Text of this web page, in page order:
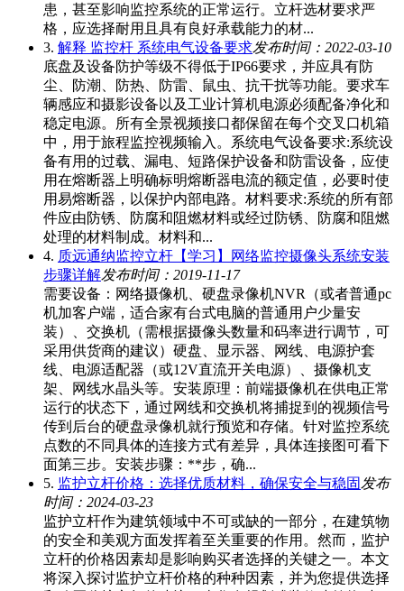
患，甚至影响监控系统的正常运行。立杆选材要求严
格，应选择耐用且具有良好承载能力的材...
3. 解释 监控杆 系统电气设备要求发布时间：2022-03-10
底盘及设备防护等级不得低于IP66要求，并应具有防
尘、防潮、防热、防雷、鼠虫、抗干扰等功能。要求车
辆感应和摄影设备以及工业计算机电源必须配备净化和
稳定电源。所有全景视频接口都保留在每个交叉口机箱
中，用于旅程监控视频输入。系统电气设备要求:系统设
备有用的过载、漏电、短路保护设备和防雷设备，应使
用在熔断器上明确标明熔断器电流的额定值，必要时使
用易熔断器，以保护内部电路。材料要求:系统的所有部
件应由防锈、防腐和阻燃材料或经过防锈、防腐和阻燃
处理的材料制成。材料和...
4. 质远通纳监控立杆【学习】网络监控摄像头系统安装
步骤详解发布时间：2019-11-17
需要设备：网络摄像机、硬盘录像机NVR（或者普通pc
机加客户端，适合家有台式电脑的普通用户少量安
装）、交换机（需根据摄像头数量和码率进行调节，可
采用供货商的建议）硬盘、显示器、网线、电源护套
线、电源适配器（或12V直流开关电源）、摄像机支
架、网线水晶头等。安装原理：前端摄像机在供电正常
运行的状态下，通过网线和交换机将捕捉到的视频信号
传到后台的硬盘录像机就行预览和存储。针对监控系统
点数的不同具体的连接方式有差异，具体连接图可看下
面第三步。安装步骤：**步，确...
5. 监护立杆价格：选择优质材料，确保安全与稳固 发布
时间：2024-03-23
监护立杆作为建筑领域中不可或缺的一部分，在建筑物
的安全和美观方面发挥着至关重要的作用。然而，监护
立杆的价格因素却是影响购买者选择的关键之一。本文
将深入探讨监护立杆价格的种种因素，并为您提供选择